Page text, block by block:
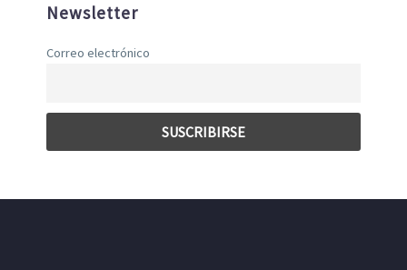
Newsletter
Correo electrónico